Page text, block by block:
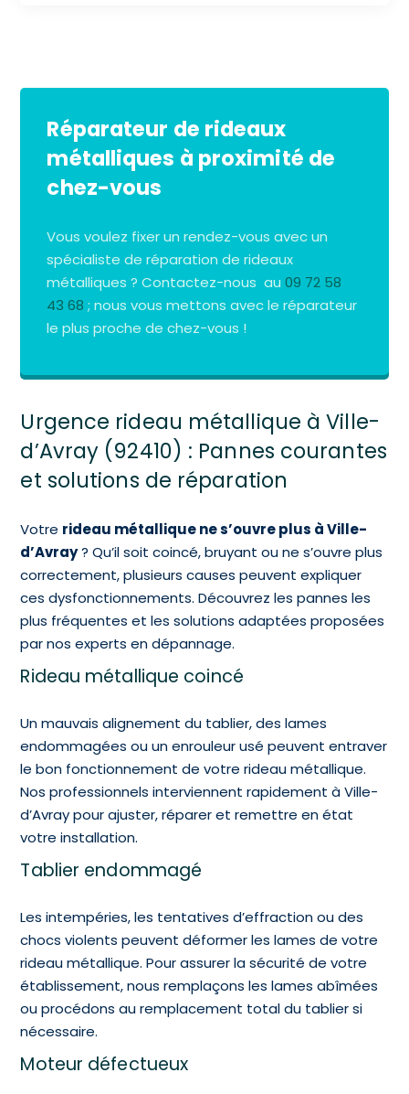
Réparateur de rideaux
métalliques à proximité de
chez-vous
Vous voulez fixer un rendez-vous avec un
spécialiste de réparation de rideaux
métalliques ? Contactez-nous au09 72 58
43 68 ; nous vous mettons avec le réparateur
le plus proche de chez-vous !
Urgence rideau métallique à Ville-
d’Avray (92410) : Pannes courantes
et solutions de réparation
Votre rideau métallique ne s’ouvre plus à Ville-
d’Avray? Qu’il soit coincé, bruyant ou ne s’ouvre plus
correctement, plusieurs causes peuvent expliquer
ces dysfonctionnements. Découvrez les pannes les
plus fréquentes et les solutions adaptées proposées
par nos experts en dépannage.
Rideau métallique coincé
Un mauvais alignement du tablier, des lames
endommagées ou un enrouleur usé peuvent entraver
le bon fonctionnement de votre rideau métallique.
Nos professionnels interviennent rapidement à Ville-
d’Avray pour ajuster, réparer et remettre en état
votre installation.
Tablier endommagé
Les intempéries, les tentatives d’effraction ou des
chocs violents peuvent déformer les lames de votre
rideau métallique. Pour assurer la sécurité de votre
établissement, nous remplaçons les lames abîmées
ou procédons au remplacement total du tablier si
nécessaire.
Moteur défectueux